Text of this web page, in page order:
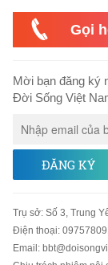
Gọi
Mời bạn đăng ký
Đời Sống Việt
ĐĂNG KÝ
Trụ sở: Số 3, Trung
Điện thoại:
Email :